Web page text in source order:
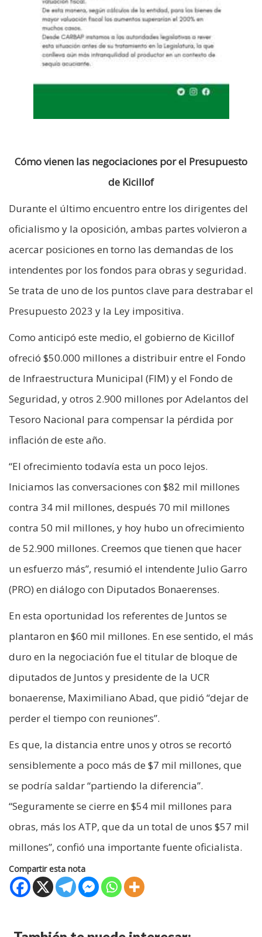
Cómo vienen las negociaciones por el Presupuesto
de Kicillof
Durante el último encuentro entre los dirigentes del
oficialismo y la oposición, ambas partes volvieron a
acercar posiciones en torno las demandas de los
intendentes por los fondos para obras y seguridad.
Se trata de uno de los puntos clave para destrabar el
Presupuesto 2023 y la Ley impositiva.
Como anticipó este medio, el gobierno de Kicillof
ofreció $50.000 millones a distribuir entre el Fondo
de Infraestructura Municipal (FIM) y el Fondo de
Seguridad, y otros 2.900 millones por Adelantos del
Tesoro Nacional para compensar la pérdida por
inflación de este año.
“El ofrecimiento todavía esta un poco lejos.
Iniciamos las conversaciones con $82 mil millones
contra 34 mil millones, después 70 mil millones
contra 50 mil millones, y hoy hubo un ofrecimiento
de 52.900 millones. Creemos que tienen que hacer
un esfuerzo más”, resumió el intendente Julio Garro
(PRO) en diálogo con Diputados Bonaerenses.
En esta oportunidad los referentes de Juntos se
plantaron en $60 mil millones. En ese sentido, el más
duro en la negociación fue el titular de bloque de
diputados de Juntos y presidente de la UCR
bonaerense, Maximiliano Abad, que pidió “dejar de
perder el tiempo con reuniones”.
Es que, la distancia entre unos y otros se recortó
sensiblemente a poco más de $7 mil millones, que
se podría saldar “partiendo la diferencia”.
“Seguramente se cierre en $54 mil millones para
obras, más los ATP, que da un total de unos $57 mil
millones”, confió una importante fuente oficialista.
Compartir esta nota